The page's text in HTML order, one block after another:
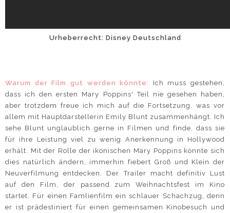
Urheberrecht: Disney Deutschland
Warum der Film gut werden könnte:
Ich muss gestehen,
dass ich den ersten Mary Poppins' Teil nie gesehen haben,
aber trotzdem freue ich mich auf die Fortsetzung, was vor
allem mit Hauptdarstellerin Emily Blunt zusammenhängt. Ich
sehe Blunt unglaublich gerne in Filmen und finde, dass sie
für ihre Leistung viel zu wenig Anerkennung in Hollywood
erhält. Mit der Rolle der ikonischen Mary Poppins könnte sich
dies natürlich ändern, immerhin fiebert Groß und Klein der
Neuverfilmung entdecken. Der Trailer macht definitiv Lust
auf den Film, der passend zum Weihnachtsfest im Kino
startet. Für einen Famlienfilm ein schlauer Schachzug, denn
er ist prädestiniert für einen gemeinsamen Kinobesuch und